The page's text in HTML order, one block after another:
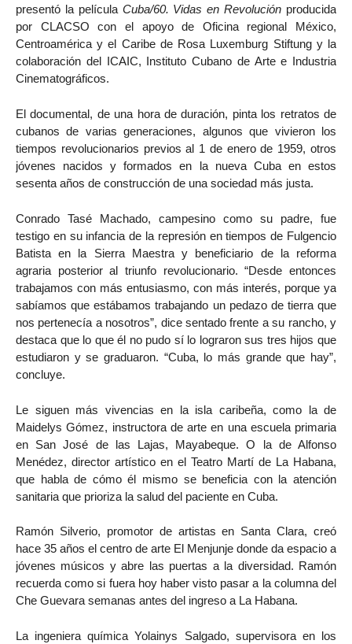
presentó la película Cuba/60. Vidas en Revolución producida
por CLACSO con el apoyo de Oficina regional México,
Centroamérica y el Caribe de Rosa Luxemburg Stiftung y la
colaboración del ICAIC, Instituto Cubano de Arte e Industria
Cinematográficos.
El documental, de una hora de duración, pinta los retratos de
cubanos de varias generaciones, algunos que vivieron los
tiempos revolucionarios previos al 1 de enero de 1959, otros
jóvenes nacidos y formados en la nueva Cuba en estos
sesenta años de construcción de una sociedad más justa.
Conrado Tasé Machado, campesino como su padre, fue
testigo en su infancia de la represión en tiempos de Fulgencio
Batista en la Sierra Maestra y beneficiario de la reforma
agraria posterior al triunfo revolucionario. “Desde entonces
trabajamos con más entusiasmo, con más interés, porque ya
sabíamos que estábamos trabajando un pedazo de tierra que
nos pertenecía a nosotros”, dice sentado frente a su rancho, y
destaca que lo que él no pudo sí lo lograron sus tres hijos que
estudiaron y se graduaron. “Cuba, lo más grande que hay”,
concluye.
Le siguen más vivencias en la isla caribeña, como la de
Maidelys Gómez, instructora de arte en una escuela primaria
en San José de las Lajas, Mayabeque. O la de Alfonso
Menédez, director artístico en el Teatro Martí de La Habana,
que habla de cómo él mismo se beneficia con la atención
sanitaria que prioriza la salud del paciente en Cuba.
Ramón Silverio, promotor de artistas en Santa Clara, creó
hace 35 años el centro de arte El Menjunje donde da espacio a
jóvenes músicos y abre las puertas a la diversidad. Ramón
recuerda como si fuera hoy haber visto pasar a la columna del
Che Guevara semanas antes del ingreso a La Habana.
La ingeniera química Yolainys Salgado, supervisora en los